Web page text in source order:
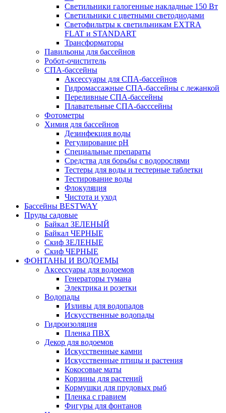
Светильники галогенные накладные 150 Вт
Светильники с цветными светодиодами
Светофильтры к светильникам EXTRA
FLAT и STANDART
Трансформаторы
Павильоны для бассейнов
Робот-очиститель
СПА-бассейны
Аксессуары для СПА-бассейнов
Гидромассажные СПА-бассейны с лежанкой
Переливные СПА-бассейны
Плавательные СПА-басссейны
Фотометры
Химия для бассейнов
Дезинфекция воды
Регулирование pH
Специальные препараты
Средства для борьбы с водорослями
Тестеры для воды и тестерные таблетки
Тестирование воды
Флокуляция
Чистота и уход
Бассейны BESTWAY
Пруды садовые
Байкал ЗЕЛЕНЫЙ
Байкал ЧЕРНЫЕ
Скиф ЗЕЛЕНЫЕ
Скиф ЧЕРНЫЕ
ФОНТАНЫ И ВОДОЕМЫ
Аксессуары для водоемов
Генераторы тумана
Электрика и розетки
Водопады
Изливы для водопадов
Искусственные водопады
Гидроизоляция
Пленка ПВХ
Декор для водоемов
Искусственные камни
Искусственные птицы и растения
Кокосовые маты
Корзины для растений
Кормушки для прудовых рыб
Пленка с гравием
Фигуры для фонтанов